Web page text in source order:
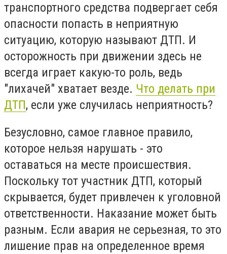
транспортного средства подвергает себя
опасности попасть в неприятную
ситуацию, которую называют ДТП. И
осторожность при движении здесь не
всегда играет какую-то роль, ведь
"лихачей" хватает везде. Что делать при
ДТП, если уже случилась неприятность?
Безусловно, самое главное правило,
которое нельзя нарушать - это
оставаться на месте происшествия.
Поскольку тот участник ДТП, который
скрывается, будет привлечен к уголовной
ответственности. Наказание может быть
разным. Если авария не серьезная, то это
лишение прав на определенное время